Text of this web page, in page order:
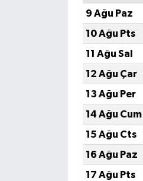
9 Ağu Paz
10 Ağu Pts
11 Ağu Sal
12 Ağu Çar
13 Ağu Per
14 Ağu Cum
15 Ağu Cts
16 Ağu Paz
17 Ağu Pts